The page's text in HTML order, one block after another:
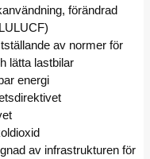
förändrad
av normer för
lätta lastbilar
energi
av infrastrukturen för